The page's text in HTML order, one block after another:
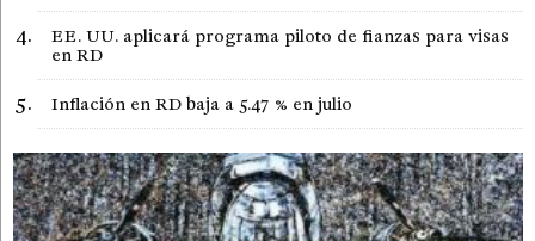
EE. UU. aplicará programa piloto de fianzas para visas
en RD
Inflación en RD baja a 5.47 % en julio